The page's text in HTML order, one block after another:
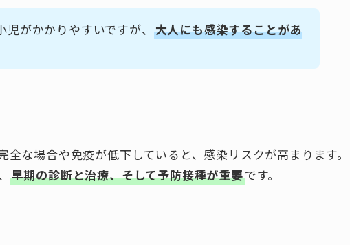
児がかかりやすいですが、 大人にも感染することがあ
全な場合や免疫が低下していると、感染リスクが高まります。
早期の診断と治療、そして予防接種が重要です。